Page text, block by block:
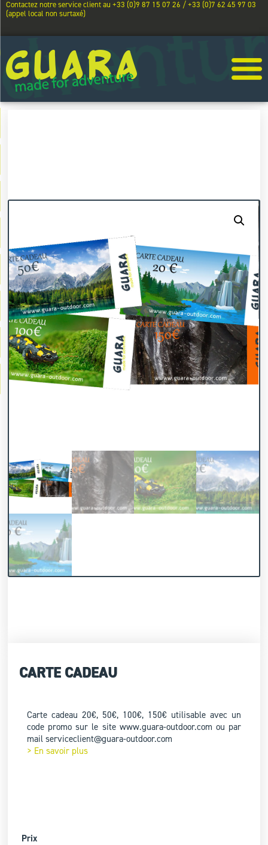
Contactez notre service client au +33 (0)9 87 15 07 26 / +33 (0)7 62 45 97 03
(appel local non surtaxé)
CARTE CADEAU
Carte cadeau 20€, 50€, 100€, 150€ utilisable avec un
code promo sur le site www.guara-outdoor.com ou par
mail serviceclient@guara-outdoor.com
> En savoir plus
Prix